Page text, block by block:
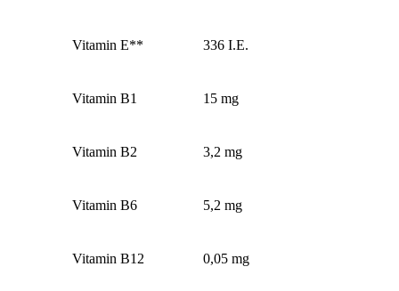
Vitamin E** 336 I.E.
Vitamin B1 15 mg
Vitamin B2 3,2 mg
Vitamin B6 5,2 mg
Vitamin B12 0,05 mg